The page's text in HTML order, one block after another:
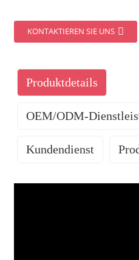
KONTAKTIEREN SIE UNS
Produktdetails
OEM/ODM-
Kundendienst